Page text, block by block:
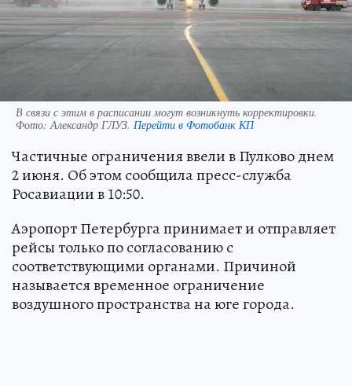
В связи с этим в расписании могут возникнуть корректировки.
Фото: Александр ГЛУЗ. Перейти в Фотобанк КП
Частичные ограничения ввели в Пулково днем
2 июня. Об этом сообщила пресс-служба
Росавиации в 10:50.
Аэропорт Петербурга принимает и отправляет
рейсы только по согласованию с
соответствующими органами. Причиной
называется временное ограничение
воздушного пространства на юге города.